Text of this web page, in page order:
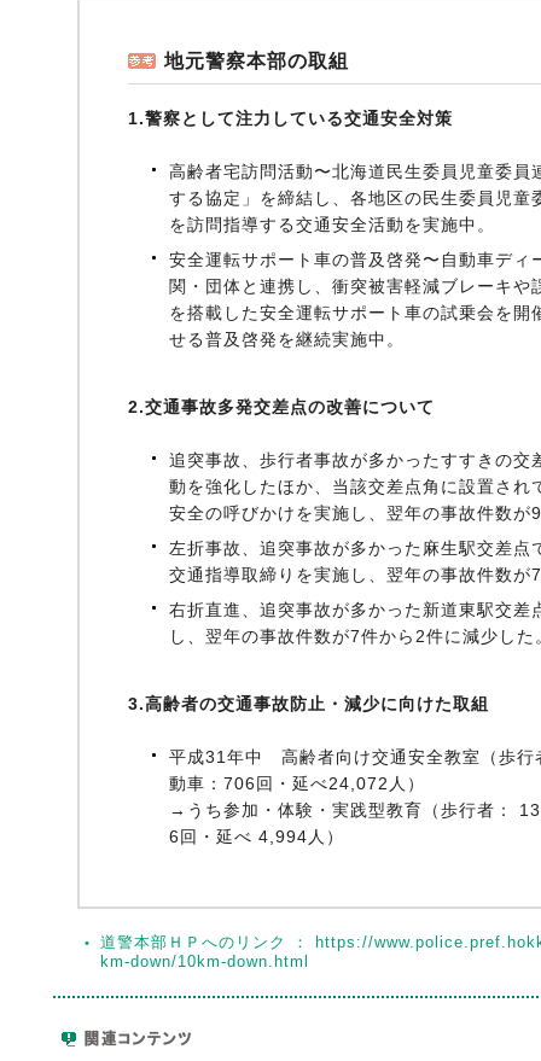
地元警察本部の取組
1.警察として注力している交通安全対策
高齢者宅訪問活動〜北海道民生委員児童委員
する協定」を締結し、各地区の民生委員児童
を訪問指導する交通安全活動を実施中。
安全運転サポート車の普及啓発〜自動車ディ
関・団体と連携し、衝突被害軽減ブレーキや
を搭載した安全運転サポート車の試乗会を開
せる普及啓発を継続実施中。
2.交通事故多発交差点の改善について
追突事故、歩行者事故が多かったすすきの交
動を強化したほか、当該交差点角に設置され
安全の呼びかけを実施し、翌年の事故件数が
左折事故、追突事故が多かった麻生駅交差点
交通指導取締りを実施し、翌年の事故件数が
右折直進、追突事故が多かった新道東駅交差
し、翌年の事故件数が7件から2件に減少した
3.高齢者の交通事故防止・減少に向けた取組
平成31年中 高齢者向け交通安全教室（歩
動車：706回・延べ24,072人）
→うち参加・体験・実践型教育（歩行者：
6回・延べ 4,994人）
道警本部ＨＰへのリンク ： https://
km-down/10km-down.html